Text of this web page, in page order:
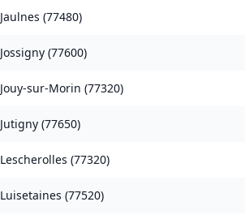
Jaulnes (77480)
Jossigny (77600)
Jouy-sur-Morin (77320)
Jutigny (77650)
Lescherolles (77320)
Luisetaines (77520)